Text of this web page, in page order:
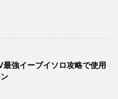
最強イーブイソロ攻略で使用